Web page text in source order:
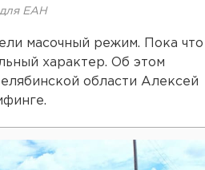
ЕАН
масочный режим. Пока что
характер. Об этом
области Алексей